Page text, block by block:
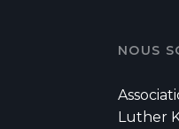
NOUS
Luther